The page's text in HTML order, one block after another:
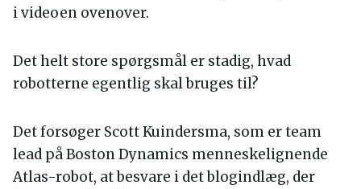
i videoen ovenover.
Det helt store spørgsmål er stadig, hvad
robotterne egentlig skal bruges til?
Det forsøger Scott Kuindersma, som er team
lead på Boston Dynamics menneskelignende
Atlas-robot, at besvare i det blogindlæg, der